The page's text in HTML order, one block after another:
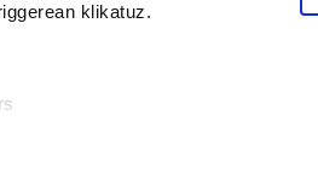
klikatuz.